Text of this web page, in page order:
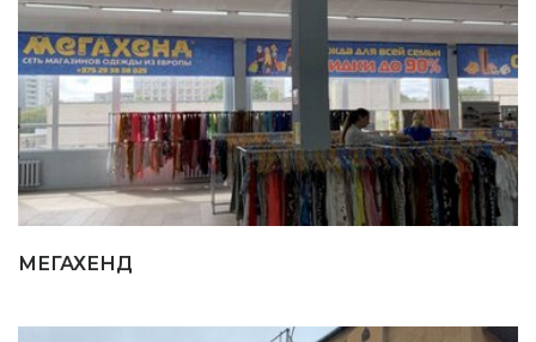
МЕГАХЕНД